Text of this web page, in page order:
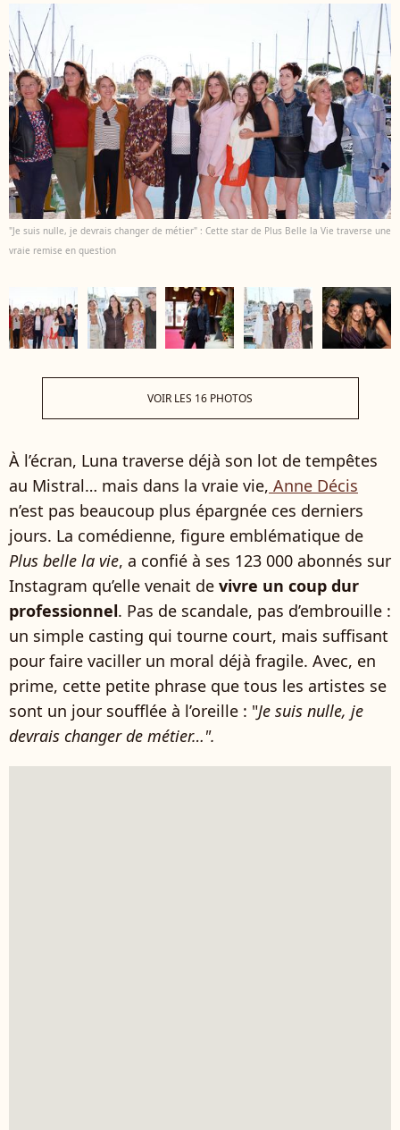
"Je suis nulle, je devrais changer de métier" : Cette star de Plus Belle la Vie traverse une
vraie remise en question
VOIR LES 16 PHOTOS
À l’écran, Luna traverse déjà son lot de tempêtes
au Mistral… mais dans la vraie vie, Anne Décis
n’est pas beaucoup plus épargnée ces derniers
jours. La comédienne, figure emblématique de
Plus belle la vie, a confié à ses 123 000 abonnés sur
Instagram qu’elle venait de vivre un coup dur
professionnel. Pas de scandale, pas d’embrouille :
un simple casting qui tourne court, mais suffisant
pour faire vaciller un moral déjà fragile. Avec, en
prime, cette petite phrase que tous les artistes se
sont un jour soufflée à l’oreille : "Je suis nulle, je
devrais changer de métier…".